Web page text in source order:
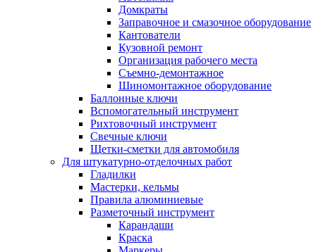
Домкраты
Заправочное и смазочное оборудование
Кантователи
Кузовной ремонт
Организация рабочего места
Съемно-демонтажное
Шиномонтажное оборудование
Баллонные ключи
Вспомогательный инструмент
Рихтовочный инструмент
Свечные ключи
Щетки-сметки для автомобиля
Для штукатурно-отделочных работ
Гладилки
Мастерки, кельмы
Правила алюминиевые
Разметочный инструмент
Карандаши
Краска